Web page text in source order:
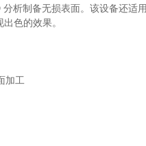
析制备无损表面。该设备还适
色的效果。
加工